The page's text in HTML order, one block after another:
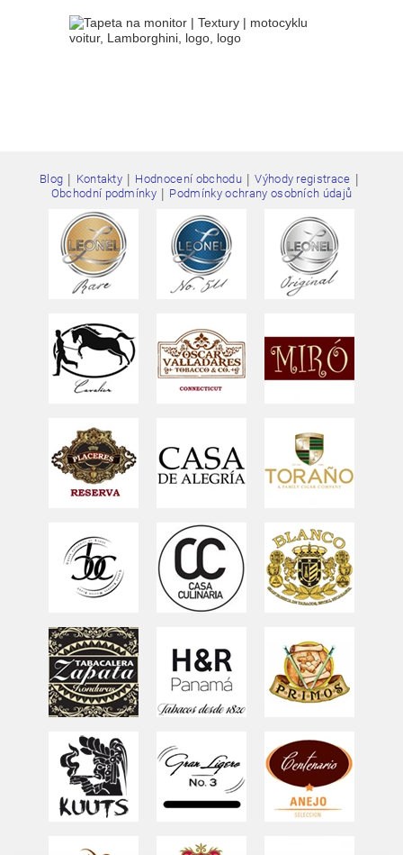
Vložením hodnocení souhlasíte spodmínkami ochrany
Blog Kontakty Hodnocení obchodu Výhody registrace
Obchodní podmínky Podmínky ochrany osobních údajů